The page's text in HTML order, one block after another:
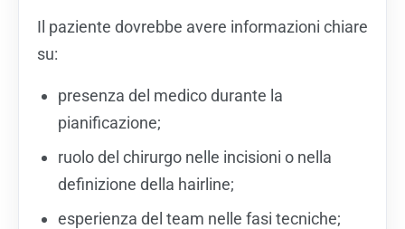
Il paziente dovrebbe avere informazioni chiare
su:
presenza del medico durante la
pianificazione;
ruolo del chirurgo nelle incisioni o nella
definizione della hairline;
esperienza del team nelle fasi tecniche;